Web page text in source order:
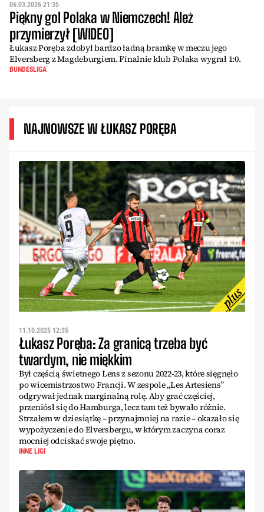
06.03.2026 21:35
Piękny gol Polaka w Niemczech! Ależ
przymierzył [WIDEO]
Łukasz Poręba zdobył bardzo ładną bramkę w meczu jego
Elversberg z Magdeburgiem. Finalnie klub Polaka wygrał 1:0.
BUNDESLIGA
NAJNOWSZE W ŁUKASZ PORĘBA
11.10.2025 12:35
Łukasz Poręba: Za granicą trzeba być
twardym, nie miękkim
Był częścią świetnego Lens z sezonu 2022-23, które sięgnęło
po wicemistrzostwo Francji. W zespole „Les Artesiens”
odgrywał jednak marginalną rolę. Aby grać częściej,
przeniósł się do Hamburga, lecz tam też bywało różnie.
Strzałem w dziesiątkę – przynajmniej na razie – okazało się
wypożyczenie do Elversbergu, w którym zaczyna coraz
mocniej odciskać swoje piętno.
INNE LIGI